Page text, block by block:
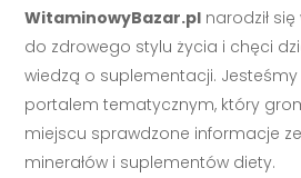
WitaminowyBazar.pl narodził
do zdrowego stylu życia i chęci
wiedzą o suplementacji.
portalem tematycznym, który
miejscu sprawdzone informacje
minerałów i suplementów diety.